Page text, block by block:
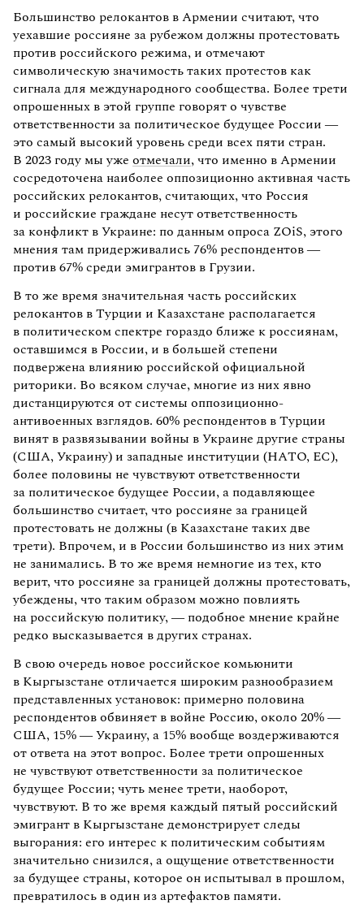
Большинство релокантов в Армении считают, что
уехавшие россияне за рубежом должны протестовать
против российского режима, и отмечают
символическую значимость таких протестов как
сигнала для международного сообщества. Более трети
опрошенных в этой группе говорят о чувстве
ответственности за политическое будущее России —
это самый высокий уровень среди всех пяти стран.
В 2023 году мы уже отмечали, что именно в Армении
сосредоточена наиболее оппозиционно активная часть
российских релокантов, считающих, что Россия
и российские граждане несут ответственность
за конфликт в Украине: по данным опроса ZOiS, этого
мнения там придерживались 76% респондентов —
против 67% среди эмигрантов в Грузии.
В то же время значительная часть российских
релокантов в Турции и Казахстане располагается
в политическом спектре гораздо ближе к россиянам,
оставшимся в России, и в большей степени
подвержена влиянию российской официальной
риторики. Во всяком случае, многие из них явно
дистанцируются от системы оппозиционно-
антивоенных взглядов. 60% респондентов в Турции
винят в развязывании войны в Украине другие страны
(США, Украину) и западные институции (НАТО, ЕС),
более половины не чувствуют ответственности
за политическое будущее России, а подавляющее
большинство считает, что россияне за границей
протестовать не должны (в Казахстане таких две
трети). Впрочем, и в России большинство из них этим
не занимались. В то же время немногие из тех, кто
верит, что россияне за границей должны протестовать,
убеждены, что таким образом можно повлиять
на российскую политику, — подобное мнение крайне
редко высказывается в других странах.
В свою очередь новое российское комьюнити
в Кыргызстане отличается широким разнообразием
представленных установок: примерно половина
респондентов обвиняет в войне Россию, около 20% —
США, 15% — Украину, а 15% вообще воздерживаются
от ответа на этот вопрос. Более трети опрошенных
не чувствуют ответственности за политическое
будущее России; чуть менее трети, наоборот,
чувствуют. В то же время каждый пятый российский
эмигрант в Кыргызстане демонстрирует следы
выгорания: его интерес к политическим событиям
значительно снизился, а ощущение ответственности
за будущее страны, которое он испытывал в прошлом,
превратилось в один из артефактов памяти.